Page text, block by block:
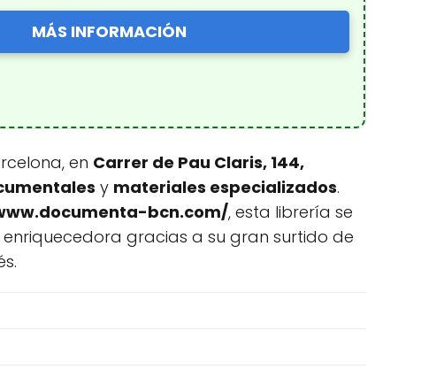
MÁS INFORMACIÓN
en Carrer de Pau Claris, 144,
y materiales especializados.
bcn.com/, esta librería se
gracias a su gran surtido de